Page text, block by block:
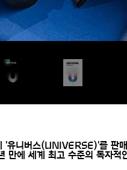
스(UNIVERSE)'를 판매
에 세계 최고 수준의 독자적